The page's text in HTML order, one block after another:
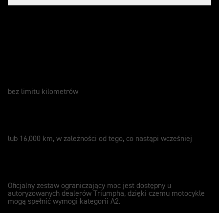
bez limitu kilometrów
lub 16,000 km, w zależności od tego, co nastąpi wcześniej
Oficjalny zestaw ograniczający moc jest dostępny u
autoryzowanych dealerów Triumpha, dzięki czemu motocykle
mogą spełnić wymogi kategorii A2.